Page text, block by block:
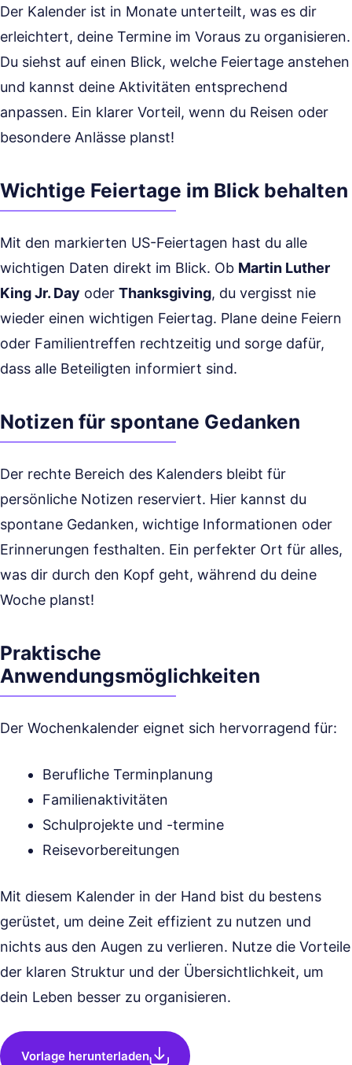
Der Kalender ist in Monate unterteilt, was es dir
erleichtert, deine Termine im Voraus zu organisieren.
Du siehst auf einen Blick, welche Feiertage anstehen
und kannst deine Aktivitäten entsprechend
anpassen. Ein klarer Vorteil, wenn du Reisen oder
besondere Anlässe planst!
Wichtige Feiertage im Blick behalten
Mit den markierten US-Feiertagen hast du alle
wichtigen Daten direkt im Blick. Ob Martin Luther
King Jr. Day oder Thanksgiving, du vergisst nie
wieder einen wichtigen Feiertag. Plane deine Feiern
oder Familientreffen rechtzeitig und sorge dafür,
dass alle Beteiligten informiert sind.
Notizen für spontane Gedanken
Der rechte Bereich des Kalenders bleibt für
persönliche Notizen reserviert. Hier kannst du
spontane Gedanken, wichtige Informationen oder
Erinnerungen festhalten. Ein perfekter Ort für alles,
was dir durch den Kopf geht, während du deine
Woche planst!
Praktische
Anwendungsmöglichkeiten
Der Wochenkalender eignet sich hervorragend für:
Berufliche Terminplanung
Familienaktivitäten
Schulprojekte und -termine
Reisevorbereitungen
Mit diesem Kalender in der Hand bist du bestens
gerüstet, um deine Zeit effizient zu nutzen und
nichts aus den Augen zu verlieren. Nutze die Vorteile
der klaren Struktur und der Übersichtlichkeit, um
dein Leben besser zu organisieren.
Vorlage herunterladen